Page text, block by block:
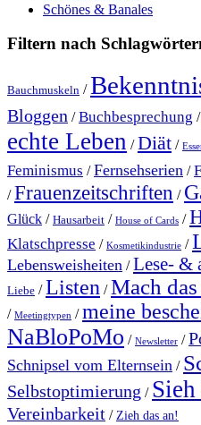
Schönes & Banales
Filtern nach
Bauchmuskeln /
Bloggen /Buchbesprechung /
echte Leben /Diät /
Feminismus /Fernsehserien /
/Frauenzeitschriften /
Glück / Hausarbeit / House of Cards /
Klatschpresse / Kosmetikindustrie /
Lebensweisheiten /Lese- &
Liebe /Listen /Mach
/ Meetingtypen /meine
NaBloPoMo / Newsletter /
Schnipsel vom Elternsein /
Selbstoptimierung / Sieh
Vereinbarkeit / Zieh das an!